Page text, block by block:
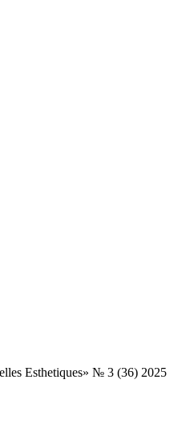
Esthetiques» № 3 (36) 2025